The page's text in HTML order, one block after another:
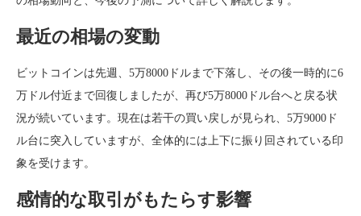
最近の相場の変動
ビットコインは先週、5万8000ドルまで下落し、その後一時的に6
万ドル付近まで回復しましたが、再び5万8000ドル台へと戻る状
況が続いています。現在は若干の買い戻しが見られ、5万9000ド
ル台に突入していますが、全体的には上下に振り回されている印
象を受けます。
感情的な取引がもたらす影響